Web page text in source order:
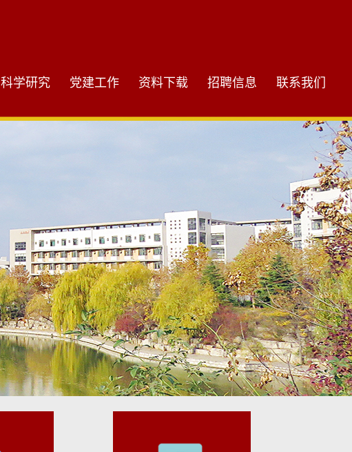
科学研究 党建工作 资料下载 招聘信息 联系我们